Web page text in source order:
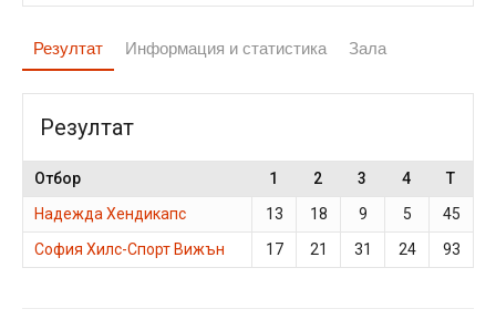
Резултат Информация и статистика Зала
Резултат
Отбор 1 2 3 4
T
Надежда Хендикапс
13 18 9 5
45
София Хилс-Спорт Вижън
17 21 31 24 93